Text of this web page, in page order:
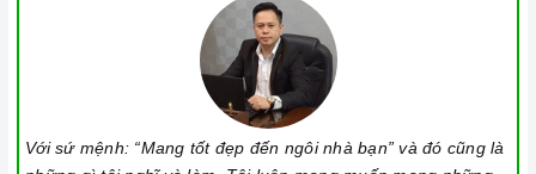
Với sứ mệnh: “Mang tốt đẹp đến ngôi nhà bạn” và đó cũng là